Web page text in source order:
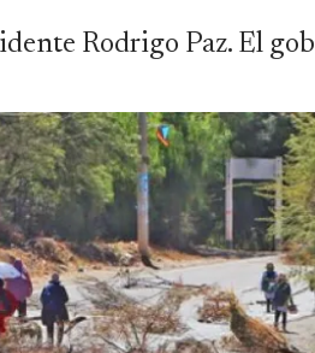
Rodrigo Paz. El